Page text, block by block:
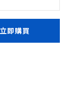
立即購買